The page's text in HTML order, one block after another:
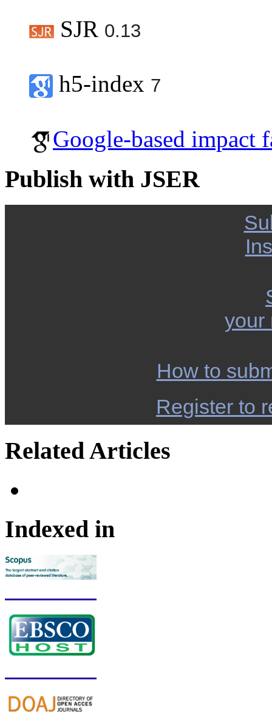
SJR 0.13
h5-index 7
Google-based impact
Publish with JSER
your
How to
Register to
Related Articles
Indexed in